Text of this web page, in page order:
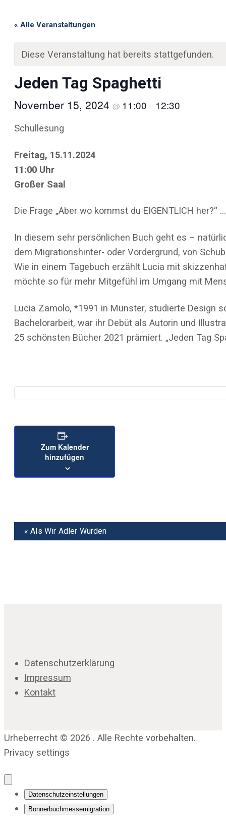
« Alle Veranstaltungen
Diese Veranstaltung hat bereits stattgefunden.
Jeden Tag Spaghetti
November 15, 2024 @ 11:00 – 12:30
Schullesung
Freitag, 15.11.2024
11:00 Uhr
Großer Saal
Die Frage „Aber wo kommst du EIGENTLICH
In diesem sehr persönlichen Buch geht es –
dem Migrationshinter- oder Vordergrund, von
Wie in einem Tagebuch erzählt Lucia mit
möchte so für mehr Mitgefühl im Umgang mit
Lucia Zamolo, *1991 in Münster, studierte Design
Bachelorarbeit, war ihr Debüt als Autorin und
25 schönsten Bücher 2021 prämiert. „Jeden Tag
Zum Kalender
hinzufügen
Veranstaltung
« Als Wir Adler Wurden
Datenschutzerklärung
Impressum
Kontakt
Urheberrecht © 2026 . Alle Rechte vorbehalten.
Privacy settings
Datenschutzeinstellungen
Bonnerbuchmessemigration